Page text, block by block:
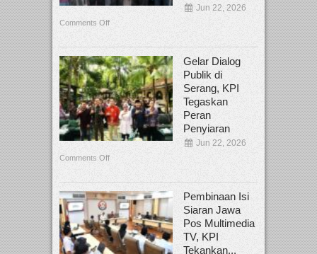
Jun 22, 2026
Comments Off
Gelar Dialog
Publik di
Serang, KPI
Tegaskan
Peran
Penyiaran
Jun 22, 2026
Comments Off
Pembinaan Isi
Siaran Jawa
Pos Multimedia
TV, KPI
Tekankan...